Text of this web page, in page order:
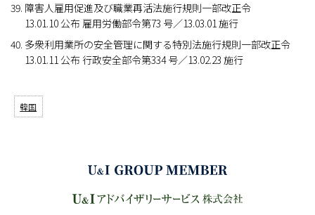
障害人雇用促進及び職業再活法施行規則一部改正令
13.01.10 公布 雇用労働部令第73 号／13.03.01 施行
多衆利用業所の安全管理に関する特別法施行規則一部改正令
13.01.11 公布 行政安全部令第334 号／13.02.23 施行
韓国